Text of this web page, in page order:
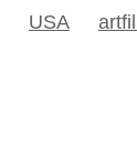
USA